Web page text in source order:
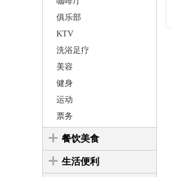
俱乐部
KTV
洗浴足疗
美容
健身
运动
票务
餐饮美食
生活便利